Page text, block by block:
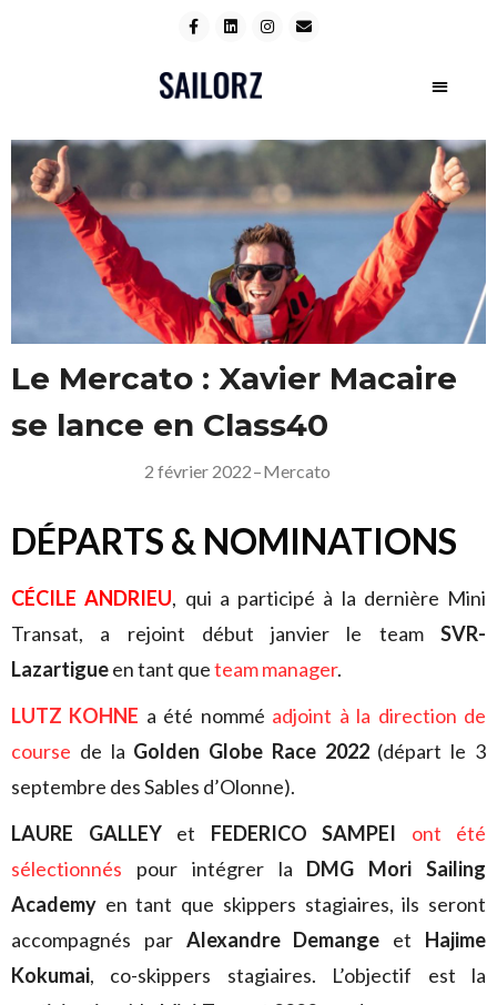
Le Mercato : Xavier Macaire
se lance en Class40
2 février 2022–Mercato
DÉPARTS & NOMINATIONS
CÉCILE ANDRIEU, qui a participé à la dernière Mini
Transat, a rejoint début janvier le team SVR-
Lazartigueen tant queteam manager.
LUTZ KOHNE a été nommé adjoint à la direction de
course de la Golden Globe Race 2022 (départ le 3
septembre des Sables d’Olonne).
LAURE GALLEYet FEDERICO SAMPEI ont été
sélectionnés pour intégrer la DMG Mori Sailing
Academy en tant que skippers stagiaires, ils seront
accompagnés par Alexandre Demange et Hajime
Kokumai, co-skippers stagiaires. L’objectif est la